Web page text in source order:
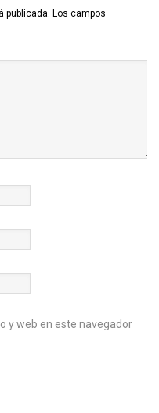
publicada. Los campos
y web en este navegador